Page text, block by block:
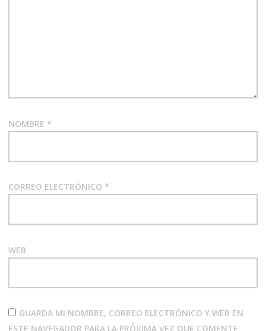
NOMBRE *
CORREO ELECTRÓNICO *
WEB
GUARDA MI NOMBRE, CORREO ELECTRÓNICO Y WEB EN
ESTE NAVEGADOR PARA LA PRÓXIMA VEZ QUE COMENTE.